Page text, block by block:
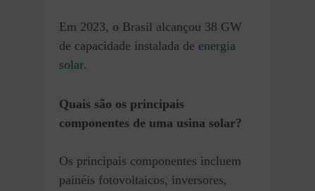
Em 2023, o Brasil alcançou 38 GW
de capacidade instalada de energia
solar.
Quais são os principais
componentes de uma usina solar?
Os principais componentes incluem
painéis fotovoltaicos, inversores,